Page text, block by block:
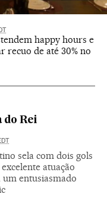
happy hours e
recuo de até 30% no
do Rei
sela com dois gols
atuação
um entusiasmado